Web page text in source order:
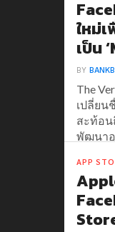
ใหม่
เป็น
BY
The
เปลี่ยน
สะท้อน
พัฒนาอ
APP